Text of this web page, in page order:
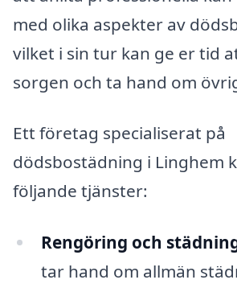
med olika aspekter av
vilket i sin tur kan ge er tid
sorgen och ta hand om
Ett företag specialiserat på
dödsbostädning i Linghem
följande tjänster:
Rengöring och
tar hand om allmän